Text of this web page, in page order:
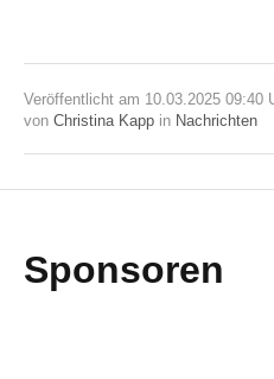
Veröffentlicht am 10.03.2025 09:40
von Christina Kapp in Nachrichten
Sponsoren